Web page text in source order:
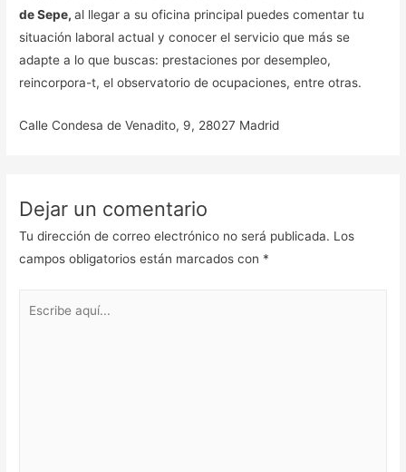
de Sepe,al llegar a su oficina principal puedes comentar tu
situación laboral actual y conocer el servicio que más se
adapte a lo que buscas: prestaciones por desempleo,
reincorpora-t, el observatorio de ocupaciones, entre otras.
Calle Condesa de Venadito, 9, 28027 Madrid
Dejar un comentario
Tu dirección de correo electrónico no será publicada. Los
campos obligatorios están marcados con *